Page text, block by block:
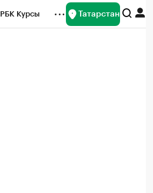
РБК Курсы Татарстан